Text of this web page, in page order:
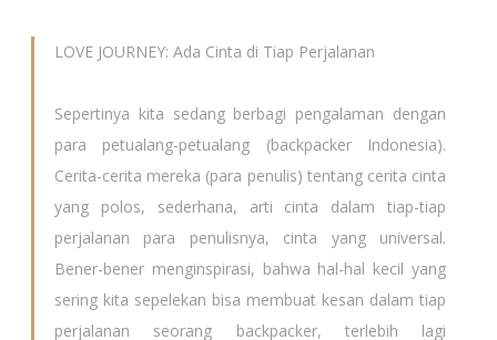
LOVE JOURNEY: Ada Cinta di Tiap Perjalanan
Sepertinya kita sedang berbagi pengalaman dengan
para petualang-petualang (backpacker Indonesia).
Cerita-cerita mereka (para penulis) tentang cerita cinta
yang polos, sederhana, arti cinta dalam tiap-tiap
perjalanan para penulisnya, cinta yang universal.
Bener-bener menginspirasi, bahwa hal-hal kecil yang
sering kita sepelekan bisa membuat kesan dalam tiap
perjalanan seorang backpacker, terlebih lagi